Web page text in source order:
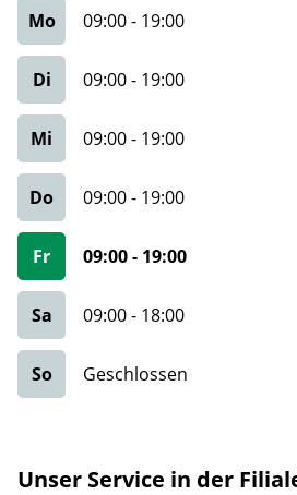
Mo 09:00- 19:00
Di 09:00- 19:00
Mi 09:00- 19:00
Do 09:00- 19:00
Fr 09:00- 19:00
Sa 09:00- 18:00
So Geschlossen
Unser Service in der